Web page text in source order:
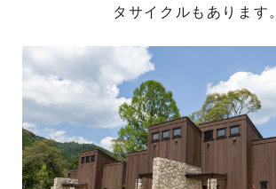
タサイクルもあります。